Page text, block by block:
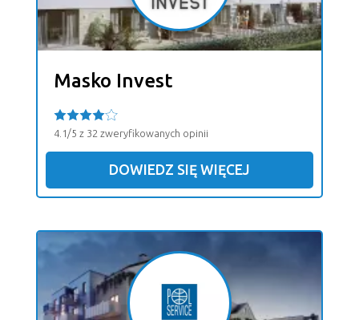
Masko Invest
4.1/5 z 32 zweryfikowanych opinii
DOWIEDZ SIĘ WIĘCEJ